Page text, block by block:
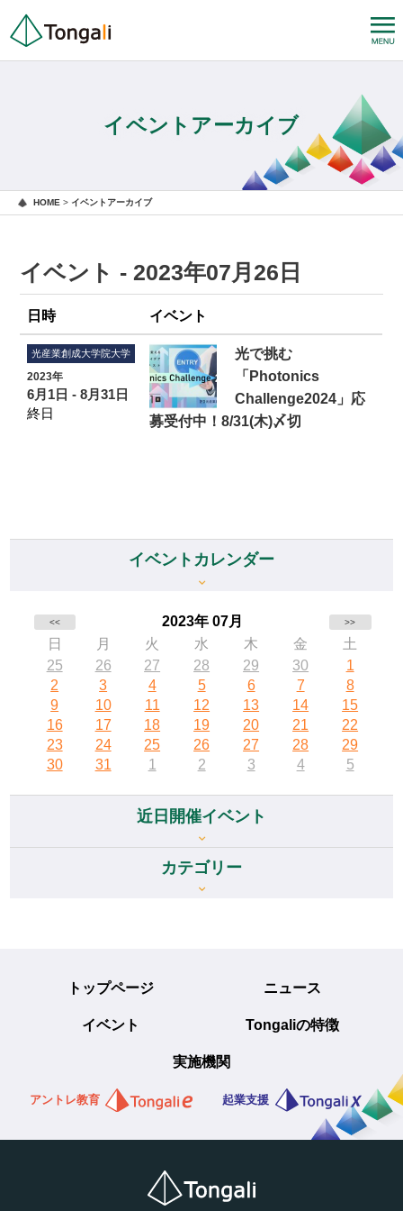
イベントアーカイブ
HOME > イベントアーカイブ
イベント - 2023年07月26日
日時 イベント
光産業創成大学院大学
2023年
6月1日 - 8月31日
終日
光で挑む
「Photonics
Challenge2024」応
募受付中！8/31(木)〆切
イベントカレンダー
<< 2023年 07月 >>
日 月 火 水 木 金
土
25
26 27 28 29 30
1
2
3 4 5 6 7
8
9
10 11 12 13 14
15
16
17 18 19 20 21
22
23
24 25 26 27 28
29
30
31 1 2 3 4 5
近日開催イベント
カテゴリー
トップページ ニュース
イベント Tongaliの特徴
実施機関
アントレ教育 起業支援